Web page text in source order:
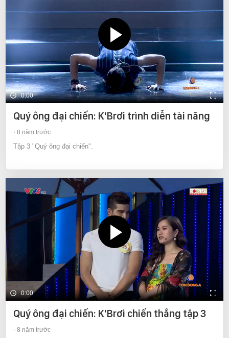
0:00
Quý ông đại chiến: K'Brơi trình diễn tài năng
8 năm trước
Tập 3 "Quý ông đại chiến".
0:00
Quý ông đại chiến: K'Brơi chiến thắng tập 3
8 năm trước